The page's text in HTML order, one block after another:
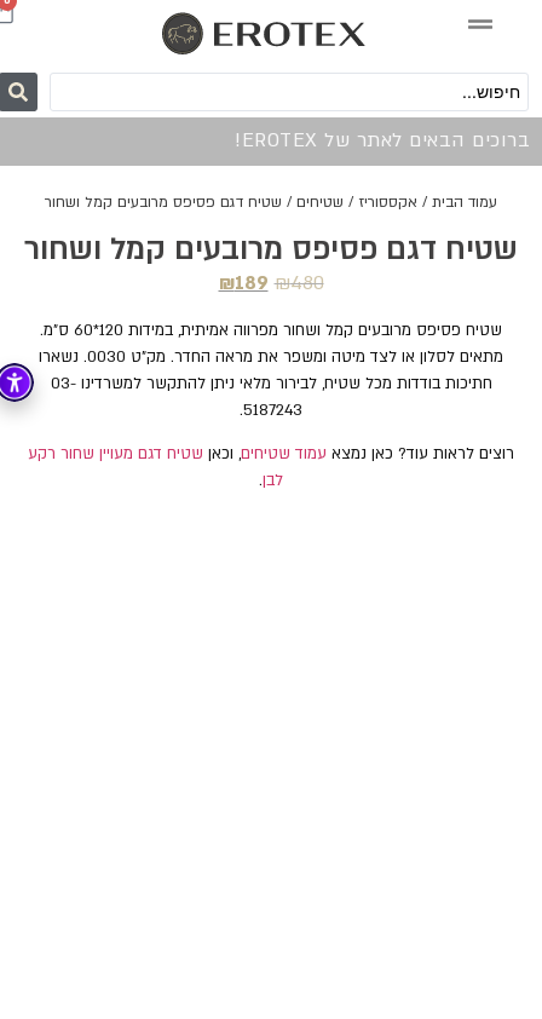
ברוכים הבאים לאתר של EROTEX!
עמוד הבית/אקססוריז/שטיחים/ שטיח דגם פסיפס מרובעים קמל ושחור
שטיח דגם פסיפס מרובעים קמל ושחור
₪480
₪189
שטיח פסיפס מרובעים קמל ושחור מפרווה אמיתית, במידות 120*60 ס"מ.
מתאים לסלון או לצד מיטה ומשפר את מראה החדר. מק"ט 0030. נשארו
חתיכות בודדות מכל שטיח, לבירור מלאי ניתן להתקשר למשרדינו 03-
5187243.
רוצים לראות עוד? כאן נמצאעמוד שטיחים, וכאןשטיח דגם מעויין שחור רקע
לבן.